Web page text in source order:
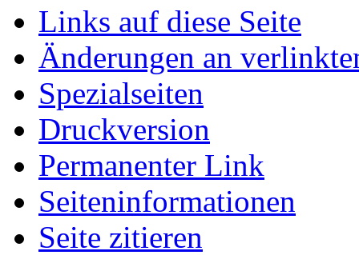
Links auf diese Seite
Änderungen an
Spezialseiten
Druckversion
Permanenter Link
Seiten­informationen
Seite zitieren